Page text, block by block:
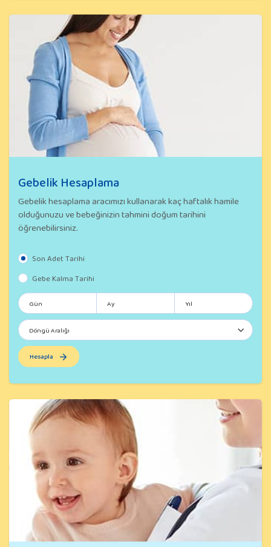
Gebelik Hesaplama
Gebelik hesaplama aracımızı kullanarak kaç haftalık hamile
olduğunuzu ve bebeğinizin tahmini doğum tarihini
öğrenebilirsiniz.
Son Adet Tarihi
Gebe Kalma Tarihi
Hesapla